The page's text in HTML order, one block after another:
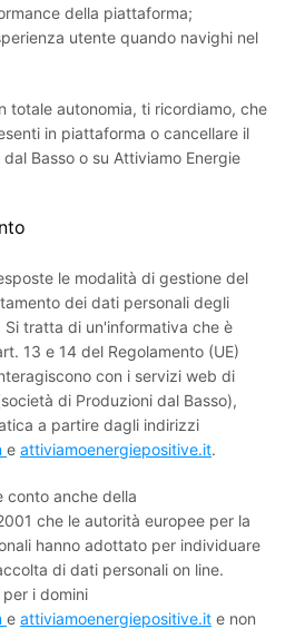
EN
della piattaforma;
utente quando navighi nel
totale autonomia, ti ricordiamo, che
in piattaforma o cancellare il
Basso o su Attiviamo Energie
le modalità di gestione del
dei dati personali degli
Si tratta di un'informativa che è
13 e 14 del Regolamento (UE)
con i servizi web di
di Produzioni dal Basso),
a partire dagli indirizzi
e attiviamoenergiepositive.it.
conto anche della
che le autorità europee per la
hanno adottato per individuare
di dati personali on line.
i domini
e attiviamoenergiepositive.it e non